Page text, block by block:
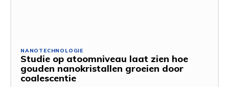
NANOTECHNOLOGIE
Studie op atoomniveau laat zien hoe
gouden nanokristallen groeien door
coalescentie